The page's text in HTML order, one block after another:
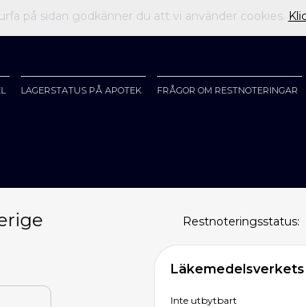
LAGERSTATUS PÅ APOTEK FRÅGOR OM RESTNOTERINGAR
Restnoteringsstatus:
Inte utbytbart
på sidan godkänner du att vi använder cookies.